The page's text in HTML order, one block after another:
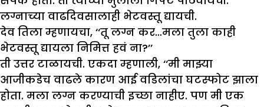
लग्नाच्या वाढदिवसालाही भेटवस्तू द्यायची.
देव तिला म्हणायचा, ‘‘तू लग्न कर…मला तुला काही
भेटवस्तू द्यायला निमित्त हवं ना?’’
ती उत्तर टाळायची. एकदा म्हणाली, ‘‘मी माझ्या
आजीकडेच वाढले कारण आई वडिलांचा घटस्फोट झाला
होता. मला लग्न करण्याची इच्छा नाहीए. पण मी एक